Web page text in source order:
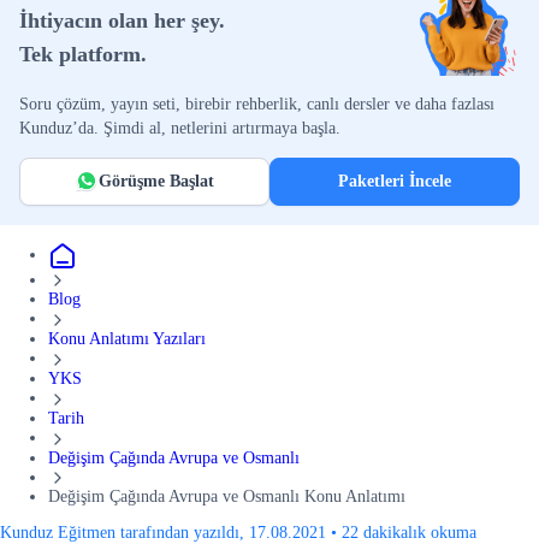
İhtiyacın olan her şey.
Tek platform.
Soru çözüm, yayın seti, birebir rehberlik, canlı dersler ve daha fazlası
Kunduz’da. Şimdi al, netlerini artırmaya başla.
Görüşme Başlat Paketleri İncele
Blog
Konu Anlatımı Yazıları
YKS
Tarih
Değişim Çağında Avrupa ve Osmanlı
Değişim Çağında Avrupa ve Osmanlı Konu Anlatımı
Kunduz Eğitmen tarafından yazıldı, 17.08.2021 • 22 dakikalık okuma